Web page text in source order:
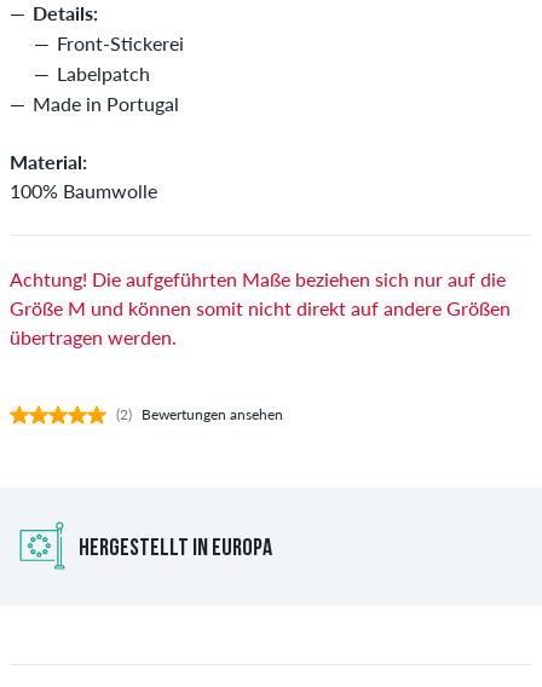
Details:
Front-Stickerei
Labelpatch
Made in Portugal
Material:
100% Baumwolle
Achtung! Die aufgeführten Maße beziehen sich nur auf die
Größe M und können somit nicht direkt auf andere Größen
übertragen werden.
(2) Bewertungen ansehen
HERGESTELLT IN EUROPA